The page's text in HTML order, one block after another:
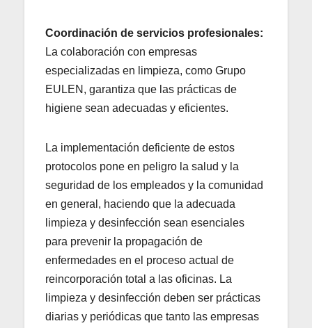
Coordinación de servicios profesionales:
La colaboración con empresas
especializadas en limpieza, como Grupo
EULEN, garantiza que las prácticas de
higiene sean adecuadas y eficientes.
La implementación deficiente de estos
protocolos pone en peligro la salud y la
seguridad de los empleados y la comunidad
en general, haciendo que la adecuada
limpieza y desinfección sean esenciales
para prevenir la propagación de
enfermedades en el proceso actual de
reincorporación total a las oficinas. La
limpieza y desinfección deben ser prácticas
diarias y periódicas que tanto las empresas